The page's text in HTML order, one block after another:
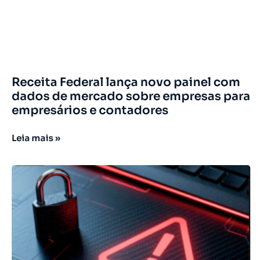
Receita Federal lança novo painel com
dados de mercado sobre empresas para
empresários e contadores
Leia mais »